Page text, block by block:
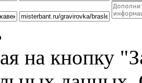
на кнопку